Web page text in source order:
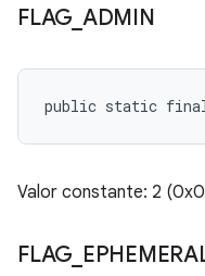
FLAG ADMIN
public static final
Valor constante: 2
FLAG